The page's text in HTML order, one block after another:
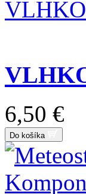
6,50 €
Do košíka